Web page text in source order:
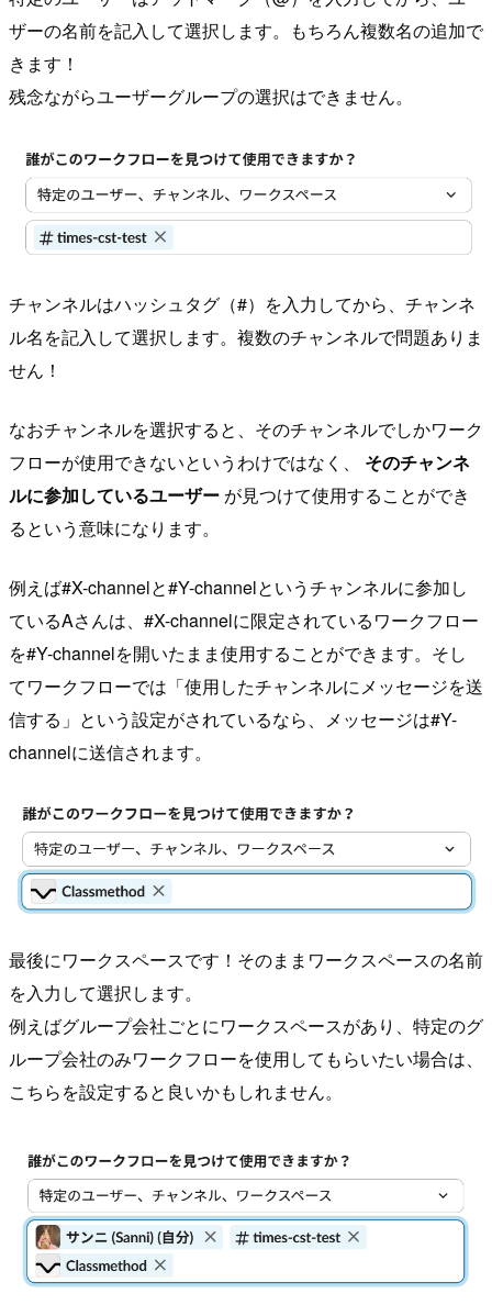
ザーの名前を記入して選択します。もちろん複数名の追加で
きます！
残念ながらユーザーグループの選択はできません。
チャンネルはハッシュタグ（#）を入力してから、チャンネ
ル名を記入して選択します。複数のチャンネルで問題ありま
せん！
なおチャンネルを選択すると、そのチャンネルでしかワーク
フローが使用できないというわけではなく、 そのチャンネ
ルに参加しているユーザー が見つけて使用することができ
るという意味になります。
例えば#X-channelと#Y-channelというチャンネルに参加し
ているAさんは、#X-channelに限定されているワークフロー
を#Y-channelを開いたまま使用することができます。そし
てワークフローでは「使用したチャンネルにメッセージを送
信する」という設定がされているなら、メッセージは#Y-
channelに送信されます。
最後にワークスペースです！そのままワークスペースの名前
を入力して選択します。
例えばグループ会社ごとにワークスペースがあり、特定のグ
ループ会社のみワークフローを使用してもらいたい場合は、
こちらを設定すると良いかもしれません。